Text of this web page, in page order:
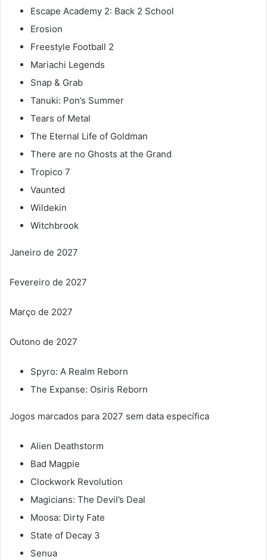
Escape Academy 2: Back 2 School
Erosion
Freestyle Football 2
Mariachi Legends
Snap & Grab
Tanuki: Pon’s Summer
Tears of Metal
The Eternal Life of Goldman
There are no Ghosts at the Grand
Tropico 7
Vaunted
Wildekin
Witchbrook
Janeiro de 2027
Fevereiro de 2027
Março de 2027
Outono de 2027
Spyro: A Realm Reborn
The Expanse: Osiris Reborn
Jogos marcados para 2027 sem data específica
Alien Deathstorm
Bad Magpie
Clockwork Revolution
Magicians: The Devil’s Deal
Moosa: Dirty Fate
State of Decay 3
Senua